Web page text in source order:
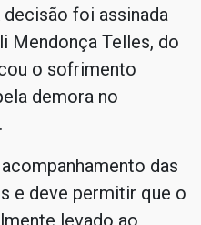
foi assinada
Mendonça Telles, do
o sofrimento
demora no
das
e deve permitir que o
levado ao